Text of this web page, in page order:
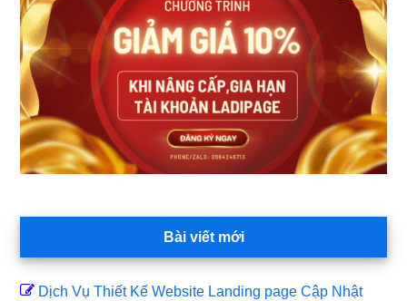
chính
Bài viết mới
Dịch Vụ Thiết Kế Website Landing page Cập Nhật